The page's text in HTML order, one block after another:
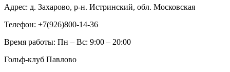
Адрес: д. Захарово, р-н. Истринский, обл. Московская
Телефон: +7(926)800-14-36
Время работы: Пн – Вс: 9:00 – 20:00
Гольф-клуб Павлово